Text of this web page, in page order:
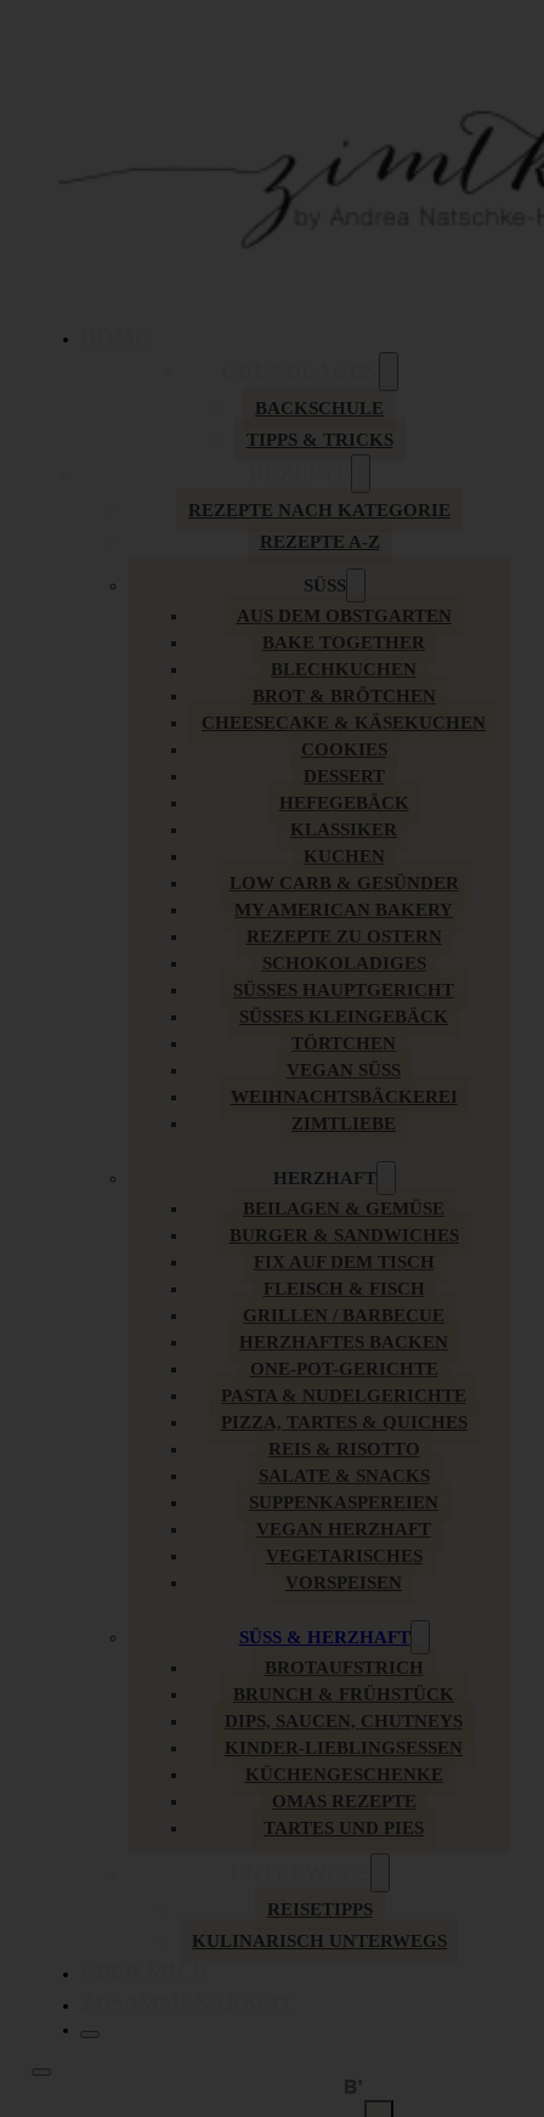
BACKSCHULE
TIPPS & TRICKS
REZEPTE NACH KATEGORIE
REZEPTE A-Z
SÜSS
AUS DEM OBSTGARTEN
BAKE TOGETHER
BLECHKUCHEN
BROT & BRÖTCHEN
CHEESECAKE & KÄSEKUCHEN
COOKIES
DESSERT
HEFEGEBÄCK
KLASSIKER
KUCHEN
LOW CARB & GESÜNDER
MY AMERICAN BAKERY
REZEPTE ZU OSTERN
SCHOKOLADIGES
SÜSSES HAUPTGERICHT
SÜSSES KLEINGEBÄCK
TÖRTCHEN
VEGAN SÜSS
WEIHNACHTSBÄCKEREI
ZIMTLIEBE
HERZHAFT
BEILAGEN & GEMÜSE
BURGER & SANDWICHES
FIX AUF DEM TISCH
FLEISCH & FISCH
GRILLEN / BARBECUE
HERZHAFTES BACKEN
ONE-POT-GERICHTE
PASTA & NUDELGERICHTE
PIZZA, TARTES & QUICHES
REIS & RISOTTO
SALATE & SNACKS
SUPPENKASPEREIEN
VEGAN HERZHAFT
VEGETARISCHES
VORSPEISEN
SÜSS & HERZHAFT
BROTAUFSTRICH
BRUNCH & FRÜHSTÜCK
DIPS, SAUCEN, CHUTNEYS
KINDER-LIEBLINGSESSEN
KÜCHENGESCHENKE
OMAS REZEPTE
TARTES UND PIES
REISETIPPS
KULINARISCH UNTERWEGS